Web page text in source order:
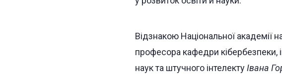
Відзнакою Національної академії
професора кафедри кібербезпеки,
наук та штучного інтелектуІвана